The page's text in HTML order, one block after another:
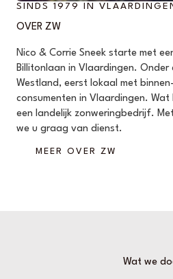
SINDS 1979 IN
OVER ZW
Nico & Corrie Sneek starte met
Billitonlaan in Vlaardingen. Onder
Westland, eerst lokaal met
consumenten in Vlaardingen.
een landelijk zonweringbedrijf.
we u graag van dienst.
MEER OVER ZW
Wat we